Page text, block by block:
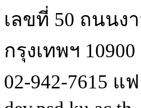
เลขที่ 50 ถนนง
กรุงเทพฯ
02-942-7615 แ